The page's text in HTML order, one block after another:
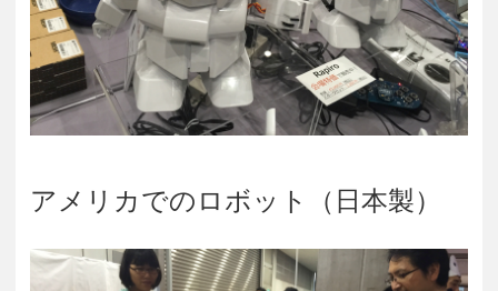
アメリカでのロボット（日本製）